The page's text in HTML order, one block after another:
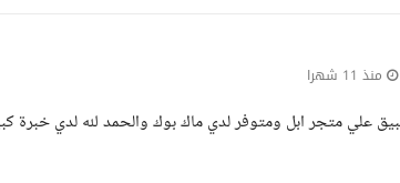
منذ 11 شهرا
علي متجر ابل ومتوفر لدي ماك بوك والحمد لله لدي خبرة